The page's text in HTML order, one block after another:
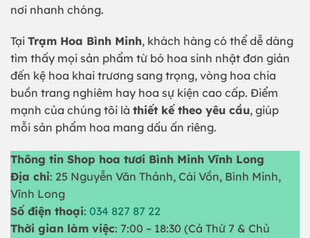
nơi nhanh chóng.
Tại Trạm Hoa Bình Minh, khách hàng có thể dễ dàng
tìm thấy mọi sản phẩm từ bó hoa sinh nhật đơn giản
đến kệ hoa khai trương sang trọng, vòng hoa chia
buồn trang nghiêm hay hoa sự kiện cao cấp. Điểm
mạnh của chúng tôi là thiết kế theo yêu cầu, giúp
mỗi sản phẩm hoa mang dấu ấn riêng.
Thông tin Shop hoa tươi Bình Minh Vĩnh Long
Địa chỉ: 25 Nguyễn Văn Thảnh, Cái Vồn, Bình Minh,
Vĩnh Long
Số điện thoại: 034 827 87 22
Thời gian làm việc: 7:00 – 18:30 (Cả Thứ 7 & Chủ